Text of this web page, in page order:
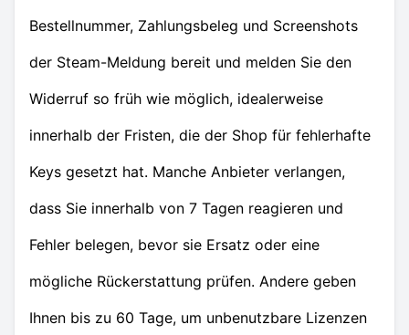
Bestellnummer, Zahlungsbeleg und Screenshots
der Steam-Meldung bereit und melden Sie den
Widerruf so früh wie möglich, idealerweise
innerhalb der Fristen, die der Shop für fehlerhafte
Keys gesetzt hat. Manche Anbieter verlangen,
dass Sie innerhalb von 7 Tagen reagieren und
Fehler belegen, bevor sie Ersatz oder eine
mögliche Rückerstattung prüfen. Andere geben
Ihnen bis zu 60 Tage, um unbenutzbare Lizenzen